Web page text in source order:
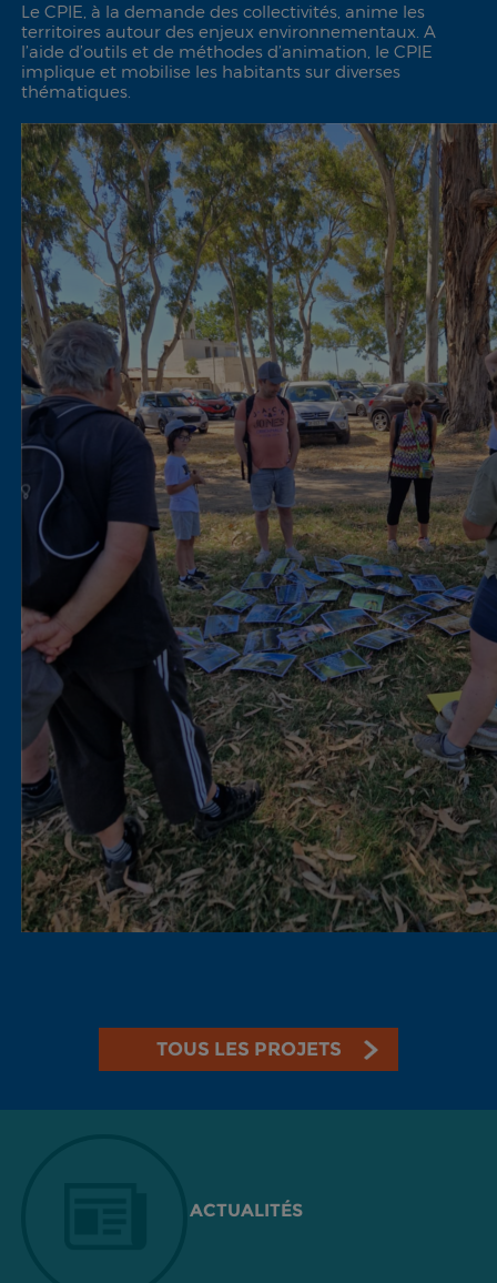
Le CPIE, à la demande des collectivités, anime les
territoires autour des enjeux environnementaux. A
l’aide d’outils et de méthodes d’animation, le CPIE
implique et mobilise les habitants sur diverses
thématiques.
TOUS LES PROJETS
ACTUALITÉS